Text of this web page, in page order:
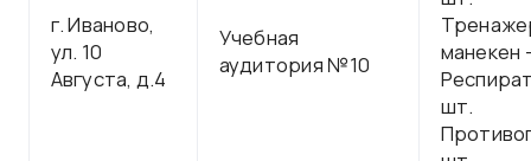
г. Иваново,
ул. 10
Августа, д.4
Учебная
аудитория №10
манекен
шт.